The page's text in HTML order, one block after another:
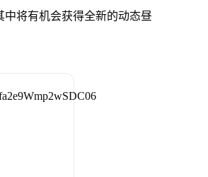
将有机会获得全新的动态昼